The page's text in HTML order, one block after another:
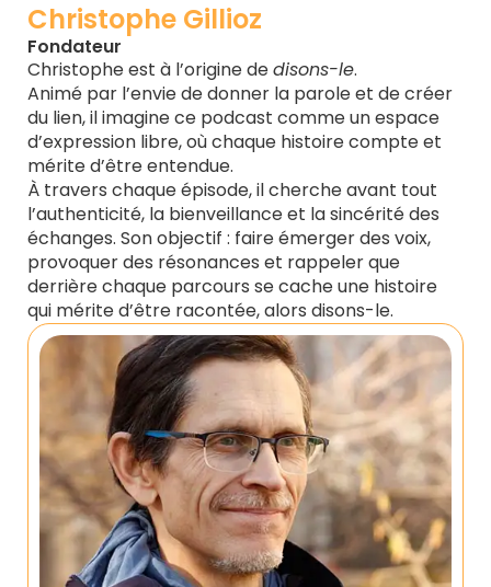
Christophe Gillioz
Fondateur
Christophe est à l’origine dedisons-le.
Animé par l’envie de donner la parole et de créer
du lien, il imagine ce podcast comme un espace
d’expression libre, où chaque histoire compte et
mérite d’être entendue.
À travers chaque épisode, il cherche avant tout
l’authenticité, la bienveillance et la sincérité des
échanges. Son objectif : faire émerger des voix,
provoquer des résonances et rappeler que
derrière chaque parcours se cache une histoire
qui mérite d’être racontée, alors disons-le.